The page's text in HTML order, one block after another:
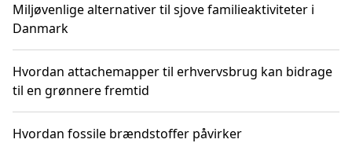
Miljøvenlige alternativer til sjove familieaktiviteter i
Danmark
Hvordan attachemapper til erhvervsbrug kan bidrage
til en grønnere fremtid
Hvordan fossile brændstoffer påvirker